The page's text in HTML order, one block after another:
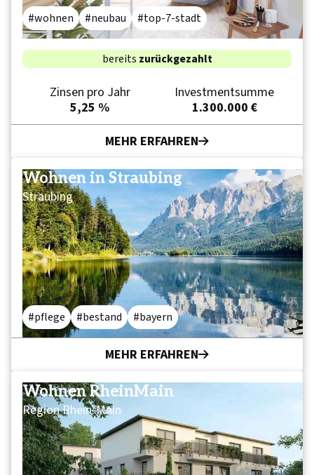
wohnen neubau top-7-stadt
bereits zurückgezahlt
Zinsen pro Jahr
5,25 %
Investmentsumme
1.300.000 €
MEHR ERFAHREN
Wohnen in Straubing
Straubing
pflege bestand bayern
MEHR ERFAHREN
Wohnen RheinMain
Region Rhein-Main